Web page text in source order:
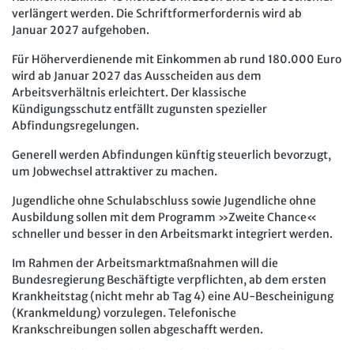
verlängert werden. Die Schriftformerfordernis wird ab
Januar 2027 aufgehoben.
Für Höherverdienende mit Einkommen ab rund 180.000 Euro
wird ab Januar 2027 das Ausscheiden aus dem
Arbeitsverhältnis erleichtert. Der klassische
Kündigungsschutz entfällt zugunsten spezieller
Abfindungsregelungen.
Generell werden Abfindungen künftig steuerlich bevorzugt,
um Jobwechsel attraktiver zu machen.
Jugendliche ohne Schulabschluss sowie Jugendliche ohne
Ausbildung sollen mit dem Programm »Zweite Chance«
schneller und besser in den Arbeitsmarkt integriert werden.
Im Rahmen der Arbeitsmarktmaßnahmen will die
Bundesregierung Beschäftigte verpflichten, ab dem ersten
Krankheitstag (nicht mehr ab Tag 4) eine AU-Bescheinigung
(Krankmeldung) vorzulegen. Telefonische
Krankschreibungen sollen abgeschafft werden.